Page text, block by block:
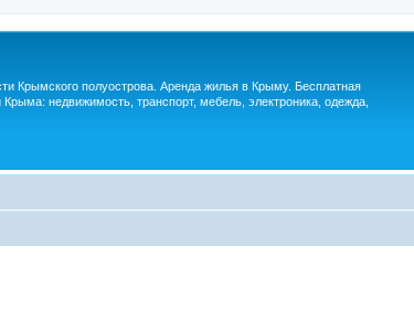
Крымского полуострова. Аренда жилья в Крыму. Бесплатная
недвижимость, транспорт, мебель, электроника, одежда,